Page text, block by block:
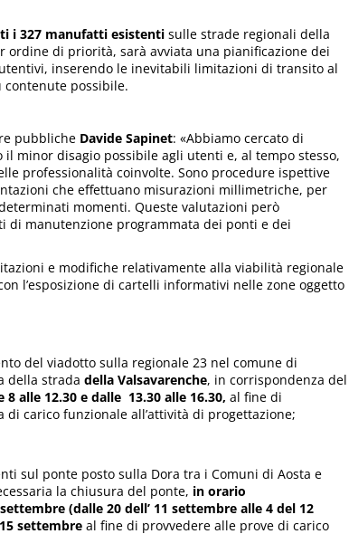
i 327 manufatti esistenti sulle strade regionali della
ordine di priorità, sarà avviata una pianificazione dei
inserendo le inevitabili limitazioni di transito al
contenute possibile.
pubbliche Davide Sapinet: «Abbiamo cercato di
minor disagio possibile agli utenti e, al tempo stesso,
professionalità coinvolte. Sono procedure ispettive
che effettuano misurazioni millimetriche, per
momenti. Queste valutazioni però
manutenzione programmata dei ponti e dei
e modifiche relativamente alla viabilità regionale
l’esposizione di cartelli informativi nelle zone oggetto
del viadotto sulla regionale 23 nel comune di
della strada della Valsavarenche, in corrispondenza del
alle 12.30 e dalle 13.30 alle 16.30, al fine di
carico funzionale all’attività di progettazione;
sul ponte posto sulla Dora tra i Comuni di Aosta e
la chiusura del ponte, in orario
settembre (dalle 20 dell’ 11 settembre alle 4 del 12
settembre al fine di provvedere alle prove di carico